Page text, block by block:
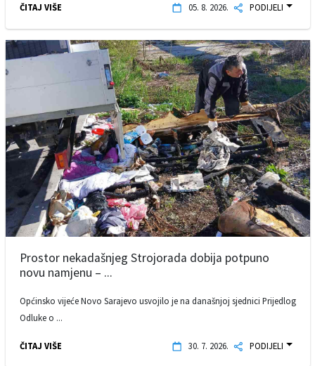
ČITAJ VIŠE 05. 8. 2026. PODIJELI
Prostor nekadašnjeg Strojorada dobija potpuno
novu namjenu – ...
Općinsko vijeće Novo Sarajevo usvojilo je na današnjoj sjednici Prijedlog
Odluke o ...
ČITAJ VIŠE 30. 7. 2026. PODIJELI